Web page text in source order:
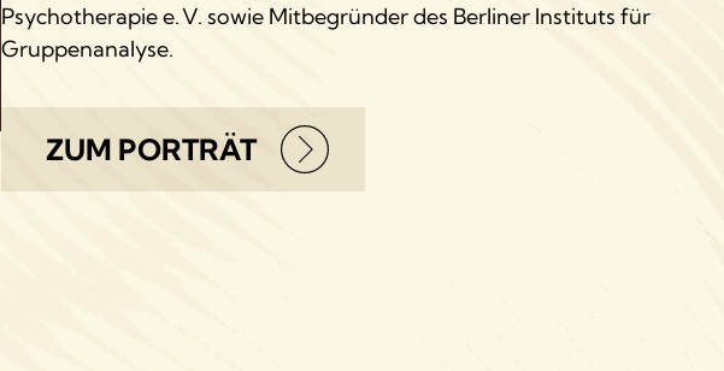
Psychotherapie e. V. sowie Mitbegründer des Berliner Instituts für
Gruppenanalyse.
ZUM PORTRÄT